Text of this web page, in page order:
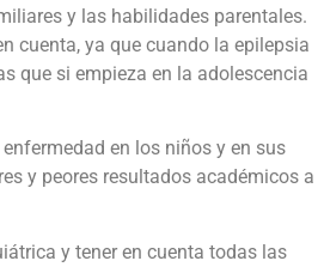
y las habilidades parentales.
cuenta, ya que cuando la epilepsia
que si empieza en la adolescencia
en los niños y en sus
y peores resultados académicos a
y tener en cuenta todas las